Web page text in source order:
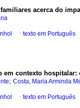
acerca do
· texto em Português
em contexto hospitalar:
; Costa, Maria Arminda
· texto em Português